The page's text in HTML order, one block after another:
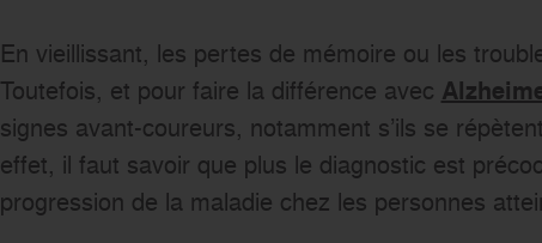
En vieillissant, les pertes de mémoire ou les
Toutefois, et pour faire la différence avec
signes avant-coureurs, notamment s’ils se
effet, il faut savoir que plus le diagnostic est
progression de la maladie chez les personnes